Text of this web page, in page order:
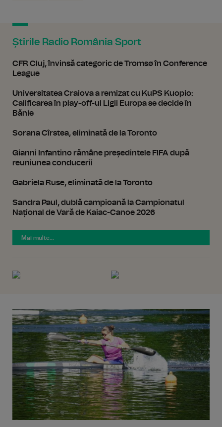
Știrile Radio România Sport
CFR Cluj, învinsă categoric de Tromsø în Conference
League
Universitatea Craiova a remizat cu KuPS Kuopio:
Calificarea în play-off-ul Ligii Europa se decide în
Bănie
Sorana Cîrstea, eliminată de la Toronto
Gianni Infantino rămâne președintele FIFA după
reuniunea conducerii
Gabriela Ruse, eliminată de la Toronto
Sandra Paul, dublă campioană la Campionatul
Național de Vară de Kaiac-Canoe 2026
Mai multe...